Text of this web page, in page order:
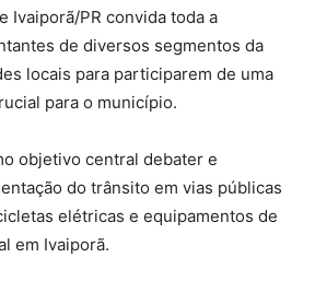
Ivaiporã/PR convida toda a
de diversos segmentos da
locais para participarem de uma
para o município.
objetivo central debater e
do trânsito em vias públicas
elétricas e equipamentos de
em Ivaiporã.